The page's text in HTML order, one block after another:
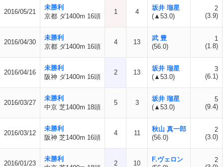
2016/05/21
未勝利
京都 ダ1400m 16頭
1 4
坂井 瑠星
(▲53.0)
2
(3.9)
2016/04/30
未勝利
京都 ダ1400m 16頭
4 13
武 豊
(56.0)
1
(1.8)
2016/04/16
未勝利
阪神 ダ1400m 16頭
2 13
坂井 瑠星
(▲53.0)
3
(6.1)
2016/03/27
未勝利
中京 芝1400m 18頭
5 3
坂井 瑠星
(▲53.0)
5
(9.4)
2016/03/12
未勝利
阪神 芝1400m 16頭
4 11
秋山 真一郎
(56.0)
2
(3.0)
2016/01/23
未勝利
2 10
F.ヴェロン
2